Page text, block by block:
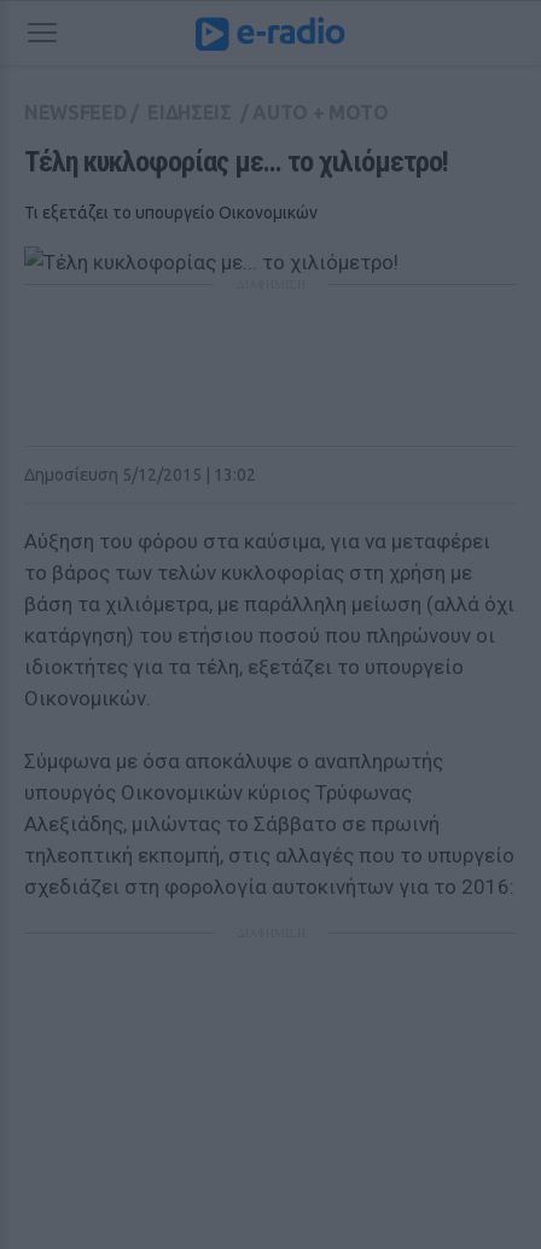
Τέλη κυκλοφορίας με... το χιλιόμετρο!
Τι εξετάζει το υπουργείο Οικονομικών
Δημοσίευση 5/12/2015 | 13:02
Αύξηση του φόρου στα καύσιμα, για να μεταφέρει
το βάρος των τελών κυκλοφορίας στη χρήση με
βάση τα χιλιόμετρα, με παράλληλη μείωση (αλλά όχι
κατάργηση) του ετήσιου ποσού που πληρώνουν οι
ιδιοκτήτες για τα τέλη, εξετάζει το υπουργείο
Οικονομικών.
Σύμφωνα με όσα αποκάλυψε ο αναπληρωτής
υπουργός Οικονομικών κύριος Τρύφωνας
Αλεξιάδης, μιλώντας το Σάββατο σε πρωινή
τηλεοπτική εκπομπή, στις αλλαγές που το υπυργείο
σχεδιάζει στη φορολογία αυτοκινήτων για το 2016: